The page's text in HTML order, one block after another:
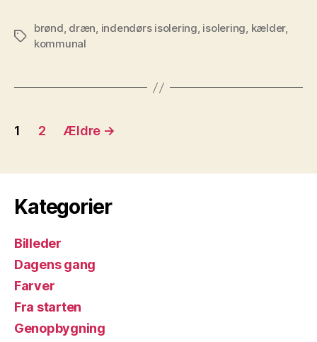
Tags
brønd, dræn, indendørs isolering, isolering, kælder,
kommunal
Navigation
indlæg
1 2 Ældre →
Kategorier
Billeder
Dagens gang
Farver
Fra starten
Genopbygning